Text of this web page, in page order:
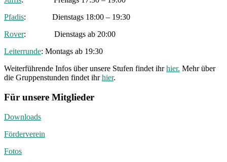
Pfadis: Dienstags 18:00 – 19:30
Rover: Dienstags ab 20:00
Leiterrunde: Montags ab 19:30
Weiterführende Infos über unsere Stufen findet ihrhier. Mehr über
die Gruppenstunden findet ihrhier.
Für unsere Mitglieder
Downloads
Förderverein
Fotos